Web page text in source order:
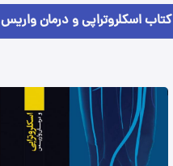
کتاب اسکلروتراپی و درمان واریس